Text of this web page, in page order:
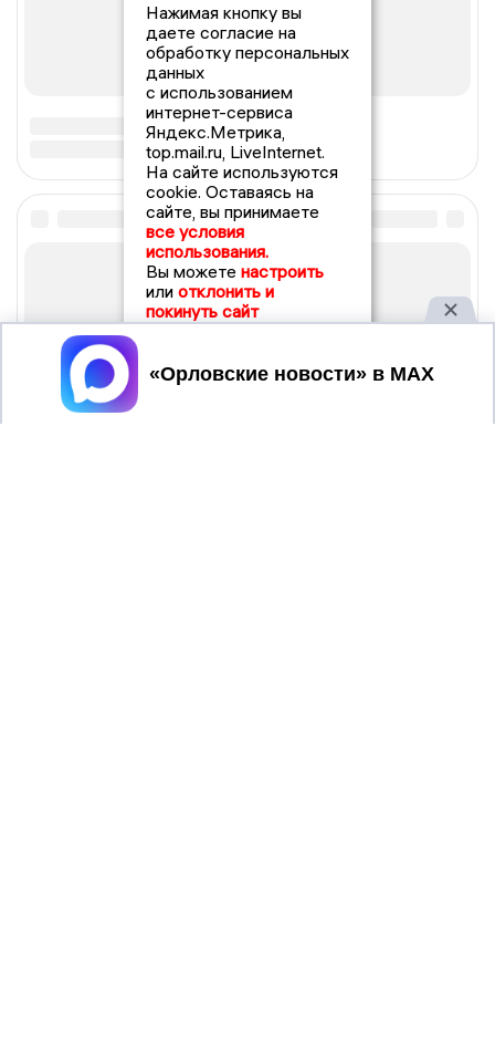
Нажимая кнопку вы
даете согласие на
обработку персональных
данных
с использованием
интернет-сервиса
Яндекс.Метрика,
top.mail.ru, LiveInternet.
На сайте используются
cookie. Оставаясь на
сайте, вы принимаете
все условия
использования.
Вы можете настроить
или отклонить и
покинуть сайт
Принять